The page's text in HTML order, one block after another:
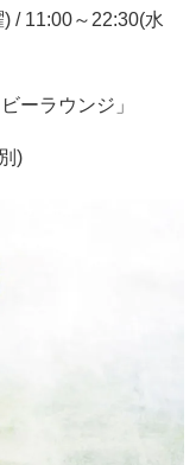
/ 11:00～22:30(水
ーラウンジ」
)